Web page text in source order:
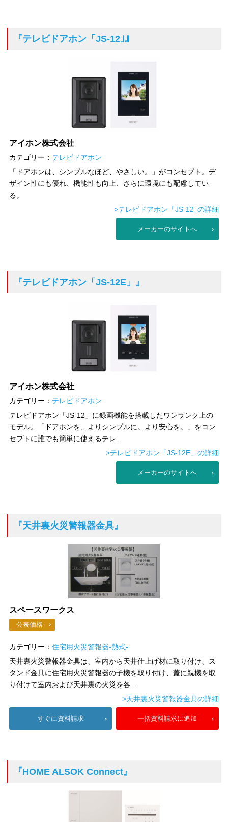
『テレビドアホン「JS-12｣』
アイホン株式会社
カテゴリー： テレビドアホン
「ドアホンは、シンプルなほど、やさしい。」がコンセプト。デ
ザイン性にも優れ、機能性も向上、さらに環境にも配慮してい
る。
>テレビドアホン「JS-12｣の詳細
メーカーのサイトへ
『テレビドアホン「JS-12E」』
アイホン株式会社
カテゴリー： テレビドアホン
テレビドアホン「JS-12」に録画機能を搭載したワンランク上の
モデル。「ドアホンを、よりシンプルに。より安心を。」をコン
セプトに誰でも簡単に使えるテレ...
>テレビドアホン「JS-12E」の詳細
メーカーのサイトへ
『天井裏火災警報器金具』
スペースワークス
公表価格
カテゴリー：住宅用火災警報器-熱式-
天井裏火災警報器金具は、室内から天井仕上げ材に取り付け、ス
タンド金具に住宅用火災警報器の子機を取り付け、蓋に親機を取
り付けて室内および天井裏の火災を各...
>天井裏火災警報器金具の詳細
すぐに資料請求 一括資料請求に追加
『HOME ALSOK Connect』